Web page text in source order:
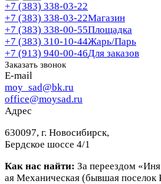
+7 (383) 338-03-22
+7 (383) 338-03-22Магазин
+7 (383) 338-00-55Площадка
+7 (383) 310-10-44Жарь/Парь
+7 (913) 940-00-46Для заказов
Заказать звонок
E-mail
moy_sad@bk.ru
office@moysad.ru
Адрес
630097, г. Новосибирск,
Бердское шоссе 4/1
Как нас найти: За переездом
ая Механическая (бывшая